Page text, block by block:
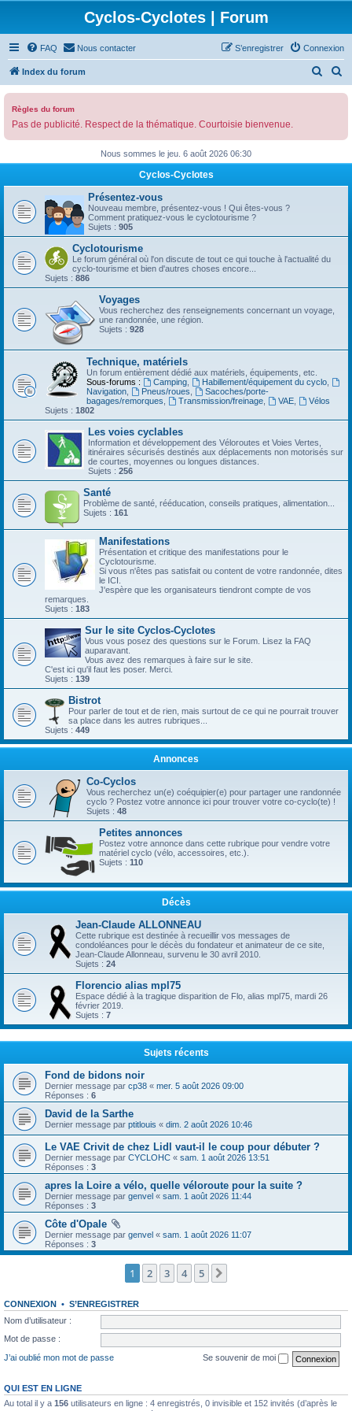
Cyclos-Cyclotes | Forum
FAQ Nous contacter Connexion
S’enregistrer
Index du forum
r
c
r
r
c
r
Règles du forum
Pas de publicité. Respect de la thématique. Courtoisie bienvenue.
Nous sommes le jeu. 6 août 2026 06:30
Cyclos-Cyclotes
Présentez-vous
Nouveau membre, présentez-vous ! Qui êtes-vous ?
Comment pratiquez-vous le cyclotourisme ?
Sujets : 905
Cyclotourisme
Le forum général où l'on discute de tout ce qui touche à l'actualité du
cyclo-tourisme et bien d'autres choses encore...
Sujets : 886
Voyages
Vous recherchez des renseignements concernant un voyage,
une randonnée, une région.
Sujets : 928
Technique, matériels
Un forum entièrement dédié aux matériels, équipements, etc.
Sous-forums :
Camping, Habillement/équipement du cyclo,
Navigation
Pneus/roues
Sacoches/porte-
bagages/remorques
Transmission/freinage, VAE,
Vélos
Sujets : 1802
Les voies cyclables
Information et développement des Véloroutes et Voies Vertes,
itinéraires sécurisés destinés aux déplacements non motorisés sur
de courtes, moyennes ou longues distances.
Sujets : 256
Santé
Problème de santé, rééducation, conseils pratiques, alimentation...
Sujets : 161
Manifestations
Présentation et critique des manifestations pour le
Cyclotourisme.
Si vous n'êtes pas satisfait ou content de votre randonnée, dites
le ICI.
J'espère que les organisateurs tiendront compte de vos
remarques.
Sujets : 183
Sur le site Cyclos-Cyclotes
Vous vous posez des questions sur le Forum. Lisez la FAQ
auparavant.
Vous avez des remarques à faire sur le site.
C'est ici qu'il faut les poser. Merci.
Sujets : 139
Bistrot
Pour parler de tout et de rien, mais surtout de ce qui ne pourrait trouver
sa place dans les autres rubriques...
Sujets : 449
Annonces
Co-Cyclos
Vous recherchez un(e) coéquipier(e) pour partager une randonnée
cyclo ? Postez votre annonce ici pour trouver votre co-cyclo(te) !
Sujets : 48
Petites annonces
Postez votre annonce dans cette rubrique pour vendre votre
matériel cyclo (vélo, accessoires, etc.).
Sujets : 110
Décès
Jean-Claude ALLONNEAU
Cette rubrique est destinée à recueillir vos messages de
condoléances pour le décès du fondateur et animateur de ce site,
Jean-Claude Allonneau, survenu le 30 avril 2010.
Sujets : 24
Florencio alias mpl75
Espace dédié à la tragique disparition de Flo, alias mpl75, mardi 26
février 2019.
Sujets : 7
Sujets récents
Fond de bidons noir
Dernier message par cp38 « mer. 5 août 2026 09:00
Réponses : 6
David de la Sarthe
Dernier message par ptitlouis « dim. 2 août 2026 10:46
Le VAE Crivit de chez Lidl vaut-il le coup pour débuter ?
Dernier message par CYCLOHC « sam. 1 août 2026 13:51
Réponses : 3
apres la Loire a vélo, quelle véloroute pour la suite ?
Dernier message par genvel « sam. 1 août 2026 11:44
Réponses : 3
Côte d'Opale
Dernier message par genvel « sam. 1 août 2026 11:07
Réponses : 3
1 2 3 4 5
CONNEXION • S’ENREGISTRER
Nom d’utilisateur :
Mot de passe :
J’ai oublié mon mot de passe
Se souvenir de moi
QUI EST EN LIGNE
Au total il y a 156 utilisateurs en ligne : 4 enregistrés, 0 invisible et 152 invités (d’après le